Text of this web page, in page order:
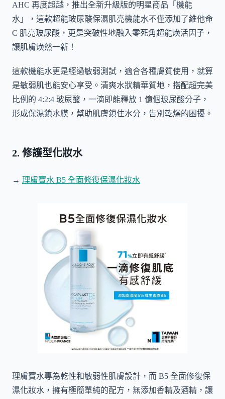
AHC 再度超越，推出全新升級版的明星商品「機能
水」，這款超能玻尿酸保濕肌亮機能水不僅添加了維他命
C 肌亮玻尿酸，更是突破性地融入零死角超能煥活因子，
讓肌膚煥然一新！
這款機能水更是經過敏弱測試，適合各種膚質使用，就算
是敏弱肌也能安心享受。清爽水狀精華質地，搭配超完美
比例的 4:2:4 玻尿酸，一滴即能釋放 1 億個玻尿酸分子，
形成保濕鎖水膜，幫助肌膚鎖住水分，告別乾燥的困擾。
2. 修護型化妝水
→ 理膚寶水 B5 全面修復保濕化妝水
理膚寶水專為乾性和敏弱性肌膚設計，而 B5 全面修復保
濕化妝水，擁有極簡單純的配方，無添加香精及酒精，讓